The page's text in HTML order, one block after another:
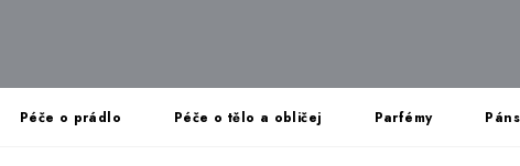
Péče o prádlo Péče o tělo a obličej Parfémy